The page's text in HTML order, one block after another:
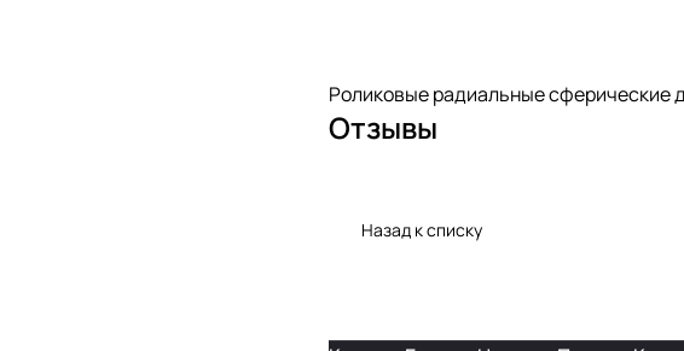
Роликовые радиальные сферические
Отзывы
Назад к списку